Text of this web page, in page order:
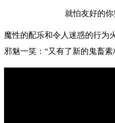
就怕友好的
魔性的配乐和令人迷惑的行为
邪魅一笑：“又有了新的鬼畜素